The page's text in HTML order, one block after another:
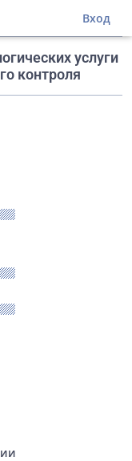
Вход
услуги
контроля